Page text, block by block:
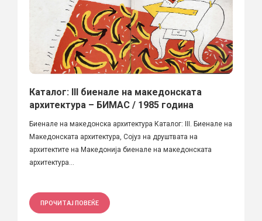
Каталог: III биенале на македонската
архитектура – БИМАС / 1985 година
Биенале на македонска архитектура Каталог: III. Биенале на
Македонската архитектура, Сојуз на друштвата на
архитектите на Македонија биенале на македонската
архитектура...
ПРОЧИТАЈ ПОВЕЌЕ